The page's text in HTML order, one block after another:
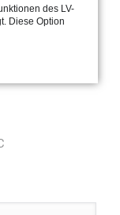
24 V DC (-10
des LV-
Diese Option